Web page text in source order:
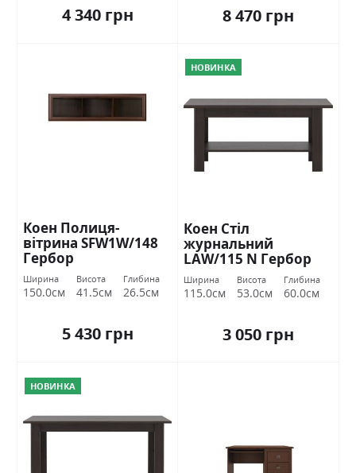
4 340 грн 8 470 грн
Коен Полиця-
вітрина SFW1W/148
Гербор
Ширина
150.0см
Висота
41.5см
Глибина
26.5см
5 430 грн
НОВИНКА
Коен Стіл
журнальний
LAW/115 N Гербор
Ширина
115.0см
Висота
53.0см
Глибина
60.0см
3 050 грн
НОВИНКА